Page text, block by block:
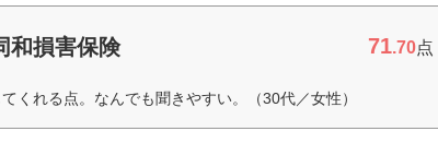
和損害保険 71.70点
くれる点。なんでも聞きやすい。（30代／女性）